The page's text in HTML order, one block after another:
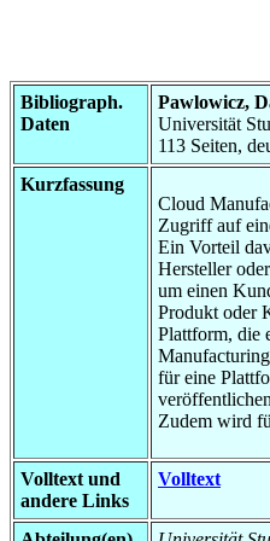
Bibliograph.
Daten
Pawlowicz,
Universität
113 Seiten,
Kurzfassung
Cloud
Zugriff auf
Ein Vorteil
Hersteller
um einen
Produkt oder
Plattform, die
für eine
Zudem wird
Volltext und
andere Links
Volltext